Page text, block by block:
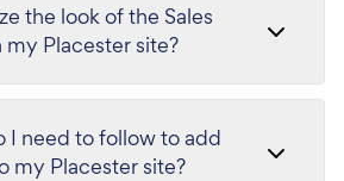
the look of the Sales
Placester site?
I need to follow to add
my Placester site?